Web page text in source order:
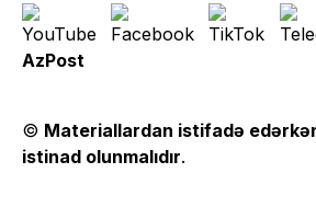
AzPost
© Materiallardan istifadə
istinad olunmalıdır.